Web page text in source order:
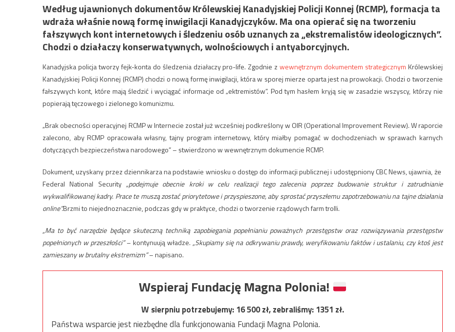
Według ujawnionych dokumentów Królewskiej Kanadyjskiej Policji Konnej (RCMP), formacja ta
wdraża właśnie nową formę inwigilacji Kanadyjczyków. Ma ona opierać się na tworzeniu
fałszywych kont internetowych i śledzeniu osób uznanych za „ekstremalistów ideologicznych”.
Chodzi o działaczy konserwatywnych, wolnościowych i antyaborcyjnych.
Kanadyjska policja tworzy fejk-konta do śledzenia działaczy pro-life. Zgodnie zwewnętrznym dokumentem strategicznym Królewskiej
Kanadyjskiej Policji Konnej (RCMP) chodzi o nową formę inwigilacji, która w sporej mierze oparta jest na prowokacji. Chodzi o tworzenie
fałszywych kont, które mają śledzić i wyciągać informacje od „ektremistów”. Pod tym hasłem kryją się w zasadzie wszyscy, którzy nie
popierają tęczowego i zielonego komunizmu.
„Brak obecności operacyjnej RCMP w Internecie został już wcześniej podkreślony w OIR (Operational Improvement Review). W raporcie
zalecono, aby RCMP opracowała własny, tajny program internetowy, który miałby pomagać w dochodzeniach w sprawach karnych
dotyczących bezpieczeństwa narodowego” – stwierdzono w wewnętrznym dokumencie RCMP.
Dokument, uzyskany przez dziennikarza na podstawie wniosku o dostęp do informacji publicznej i udostępniony CBC News, ujawnia, że ​​
Federal National Security „podejmuje obecnie kroki w celu realizacji tego zalecenia poprzez budowanie struktur i zatrudnianie
wykwalifikowanej kadry. Prace te muszą zostać priorytetowe i przyspieszone, aby sprostać przyszłemu zapotrzebowaniu na tajne działania
online”.Brzmi to niejednoznacznie, podczas gdy w praktyce, chodzi o tworzenie rządowych farm trolli.
„Ma to być narzędzie będące skuteczną techniką zapobiegania popełnianiu poważnych przestępstw oraz rozwiązywania przestępstw
popełnionych w przeszłości”– kontynuują władze. „Skupiamy się na odkrywaniu prawdy, weryfikowaniu faktów i ustalaniu, czy ktoś jest
zamieszany w brutalny ekstremizm”– napisano.
Wspieraj Fundację Magna Polonia!
W sierpniu potrzebujemy:16 500zł, zebraliśmy:1351 zł.
Państwa wsparcie jest niezbędne dla funkcjonowania Fundacji Magna Polonia.